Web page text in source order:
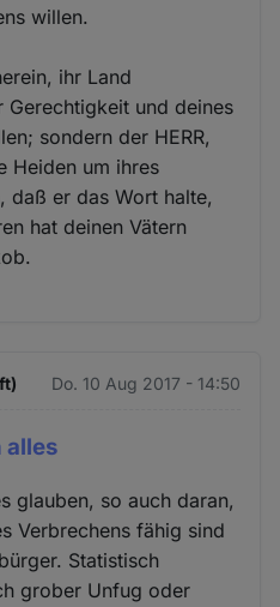
willen.
ihr Land
Gerechtigkeit und deines
sondern der HERR,
Heiden um ihres
daß er das Wort halte,
hat deinen Vätern
Do. 10 Aug 2017 - 14:50
alles
glauben, so auch daran,
Verbrechens fähig sind
Statistisch
grober Unfug oder